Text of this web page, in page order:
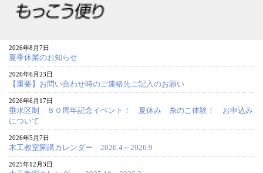
2026年8月7日
夏季休業のお知らせ
2026年6月23日
【重要】お問い合わせ時のご連絡先ご記入のお願い
2026年6月17日
垂水区制 ８０周年記念イベント！ 夏休み 糸のこ体験！ お申込み
について
2026年5月7日
木工教室開講カレンダー 2026.4～2026.9
2025年12月3日